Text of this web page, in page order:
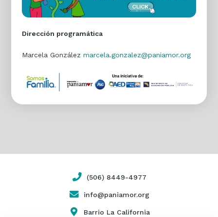
Dirección programática
Marcela González marcela.gonzalez@paniamor.org
(506) 8449-4977
info@paniamor.org
Barrio La California